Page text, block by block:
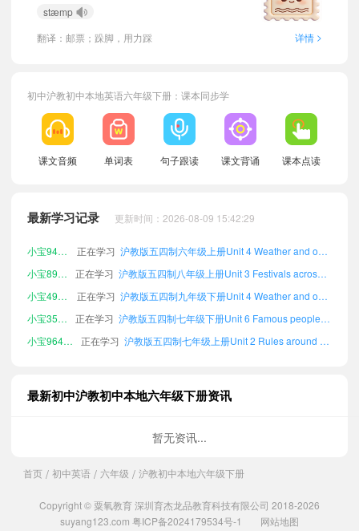
stæmp
翻译：邮票；跺脚，用力踩
详情 >
初中沪教初中本地英语六年级下册：课本同步学
课文音频 单词表 句子跟读 课文背诵 课本点读
最新学习记录 更新时间：2026-08-09 15:42:29
小宝974149 正在学习
小宝109662 正在学习
正在学习
正在学习
正在学习
正在学习
正在学习
小宝644219
正在学习
小宝946450 正在学习
小宝217818
正在学习
最新初中沪教初中本地六年级下册资讯
暂无资讯...
首页 / 初中英语 / 六年级 / 沪教初中本地六年级下册
Copyright © 粟氧教育 深圳育杰龙品教育科技有限公司 2018-2026
suyang123.com 粤ICP备2024179534号-1 网站地图